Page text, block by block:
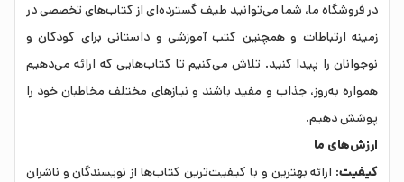
در فروشگاه ما، شما می‌توانید طیف گسترده‌ای از کتاب‌های تخصصی در
زمینه ارتباطات و همچنین کتب آموزشی و داستانی برای کودکان و
نوجوانان را پیدا کنید. تلاش می‌کنیم تا کتاب‌هایی که ارائه می‌دهیم
همواره به‌روز، جذاب و مفید باشند و نیازهای مختلف مخاطبان خود را
پوشش دهیم.
ارزش‌های ما
کیفیت: ارائه بهترین و با کیفیت‌ترین کتاب‌ها از نویسندگان و ناشران